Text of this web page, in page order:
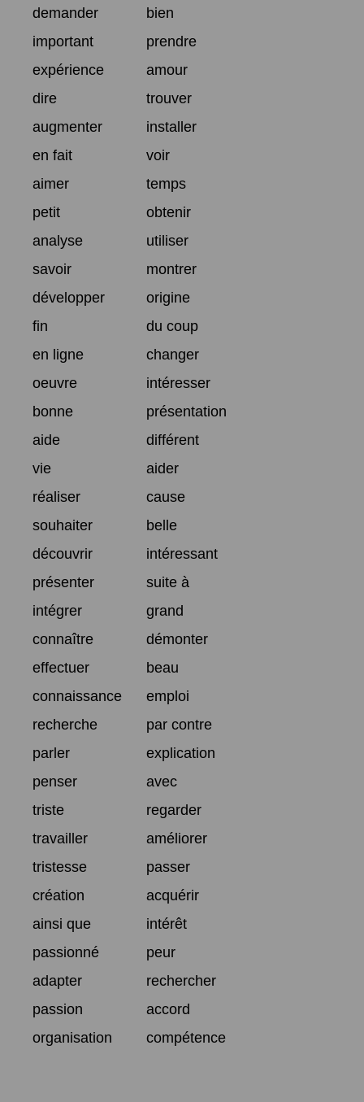
demander
bien
important
prendre
expérience
amour
dire
trouver
augmenter
installer
en fait
voir
aimer
temps
petit
obtenir
analyse
utiliser
savoir
montrer
développer
origine
fin
du coup
en ligne
changer
oeuvre
intéresser
bonne
présentation
aide
différent
vie
aider
réaliser
cause
souhaiter
belle
découvrir
intéressant
présenter
suite à
intégrer
grand
connaître
démonter
effectuer
beau
connaissance
emploi
recherche
par contre
parler
explication
penser
avec
triste
regarder
travailler
améliorer
tristesse
passer
création
acquérir
ainsi que
intérêt
passionné
peur
adapter
rechercher
passion
accord
organisation
compétence